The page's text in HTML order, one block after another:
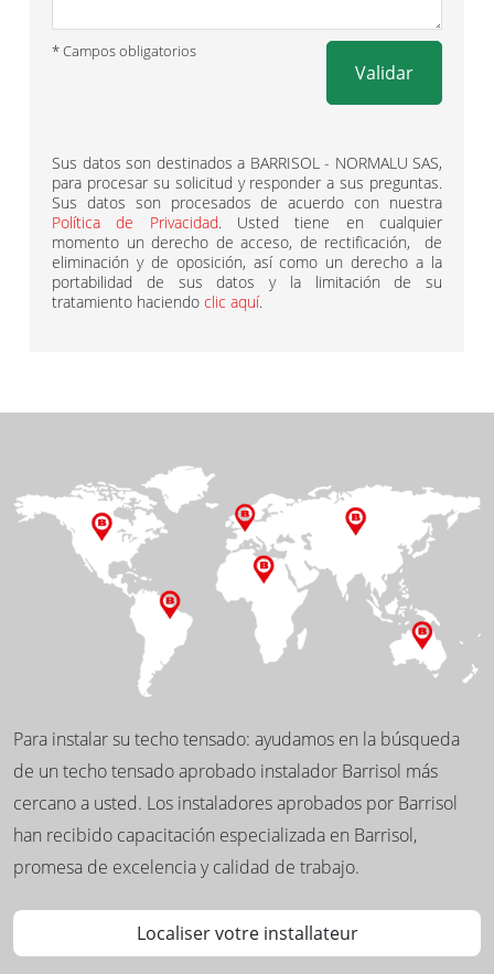
* Campos obligatorios
Validar
Sus datos son destinados a BARRISOL - NORMALU SAS,
para procesar su solicitud y responder a sus preguntas.
Sus datos son procesados ​​de acuerdo con nuestra
Política de Privacidad. Usted tiene en cualquier
momento un derecho de acceso, de rectificación, de
eliminación y de oposición, así como un derecho a la
portabilidad de sus datos y la limitación de su
tratamiento haciendo clic aquí.
Para instalar su techo tensado: ayudamos en la búsqueda
de un techo tensado aprobado instalador Barrisol más
cercano a usted. Los instaladores aprobados por Barrisol
han recibido capacitación especializada en Barrisol,
promesa de excelencia y calidad de trabajo.
Localiser votre installateur